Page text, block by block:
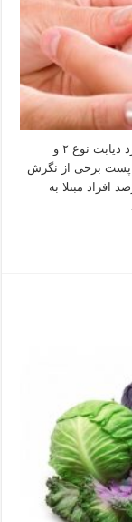
باورهای غلط درمورد دیابت ترس ها و نگرانی در مورد دیابت نوع ۲ و
پست برخی از نگرش
دیابت را بیان کرده ام: در حقیقت ۴۶ درصد افراد مبتلا به